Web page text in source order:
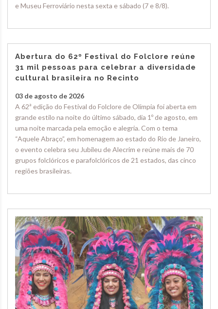
e Museu Ferroviário nesta sexta e sábado (7 e 8/8).
Abertura do 62º Festival do Folclore reúne
31 mil pessoas para celebrar a diversidade
cultural brasileira no Recinto
03 de agosto de 2026
A 62ª edição do Festival do Folclore de Olímpia foi aberta em
grande estilo na noite do último sábado, dia 1º de agosto, em
uma noite marcada pela emoção e alegria. Com o tema
“Aquele Abraço”, em homenagem ao estado do Rio de Janeiro,
o evento celebra seu Jubileu de Alecrim e reúne mais de 70
grupos folclóricos e parafolclóricos de 21 estados, das cinco
regiões brasileiras.